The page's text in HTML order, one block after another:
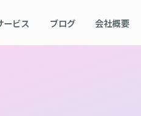
ービス ブログ 会社概要